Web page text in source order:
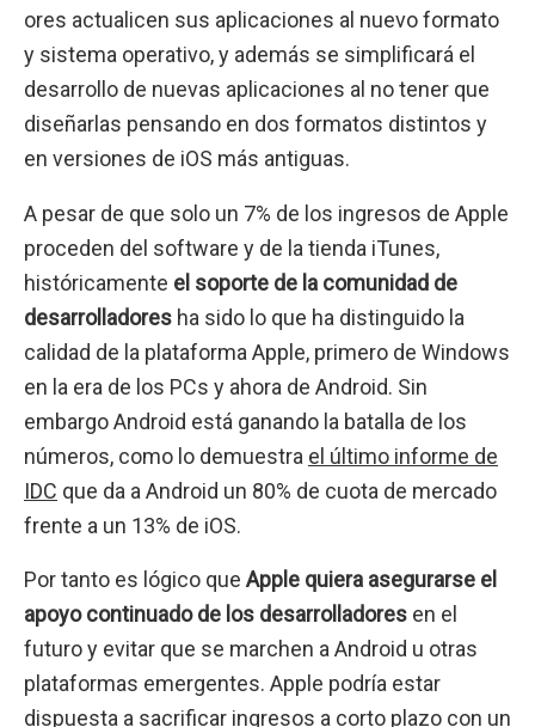
ores actualicen sus aplicaciones al nuevo formato
y sistema operativo, y además se simplificará el
desarrollo de nuevas aplicaciones al no tener que
diseñarlas pensando en dos formatos distintos y
en versiones de iOS más antiguas.
A pesar de que solo un 7% de los ingresos de Apple
proceden del software y de la tienda iTunes,
históricamente el soporte de la comunidad de
desarrolladores ha sido lo que ha distinguido la
calidad de la plataforma Apple, primero de Windows
en la era de los PCs y ahora de Android. Sin
embargo Android está ganando la batalla de los
números, como lo demuestra el último informe de
IDC que da a Android un 80% de cuota de mercado
frente a un 13% de iOS.
Por tanto es lógico que Apple quiera asegurarse el
apoyo continuado de los desarrolladores en el
futuro y evitar que se marchen a Android u otras
plataformas emergentes. Apple podría estar
dispuesta a sacrificar ingresos a corto plazo con un